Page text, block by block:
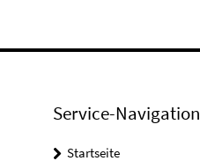
Service-Navigation
Startseite